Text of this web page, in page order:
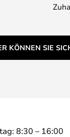
KÖNNEN SIE
8:30 – 16:00